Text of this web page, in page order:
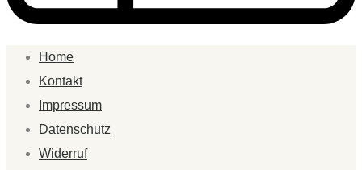
Home
Kontakt
Impressum
Datenschutz
Widerruf